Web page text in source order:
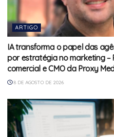
ARTIGO
IA transforma o papel das
por estratégia no marketing –
comercial e CMO da Proxy
8 DE AGOSTO DE 2026